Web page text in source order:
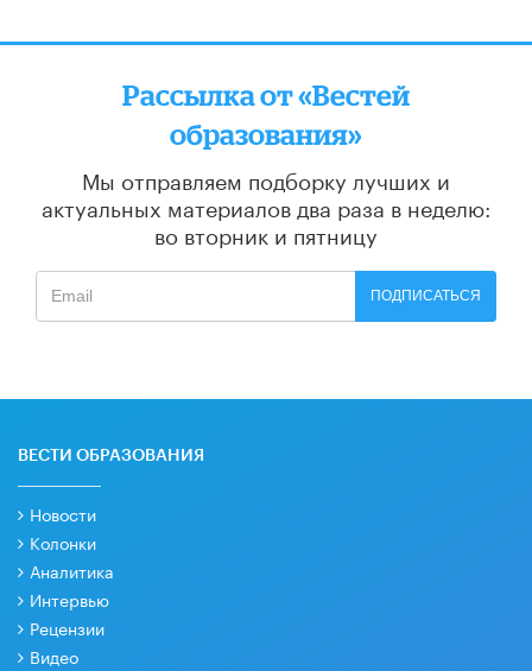
Рассылка от «Вестей
образования»
Мы отправляем подборку лучших и
актуальных материалов два раза в неделю:
во вторник и пятницу
ПОДПИСАТЬСЯ
ВЕСТИ ОБРАЗОВАНИЯ
Новости
Колонки
Аналитика
Интервью
Рецензии
Видео